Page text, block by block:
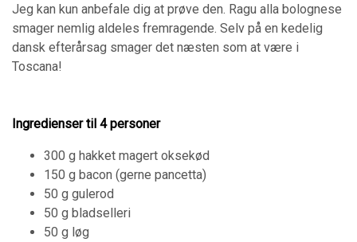
Jeg kan kun anbefale dig at prøve den. Ragu alla bolognese
smager nemlig aldeles fremragende. Selv på en kedelig
dansk efterårsag smager det næsten som at være i
Toscana!
Ingredienser til 4 personer
​​​​​​​300 g hakket magert oksekød
150 g bacon (gerne pancetta)
50 g gulerod
50 g bladselleri
50 g løg